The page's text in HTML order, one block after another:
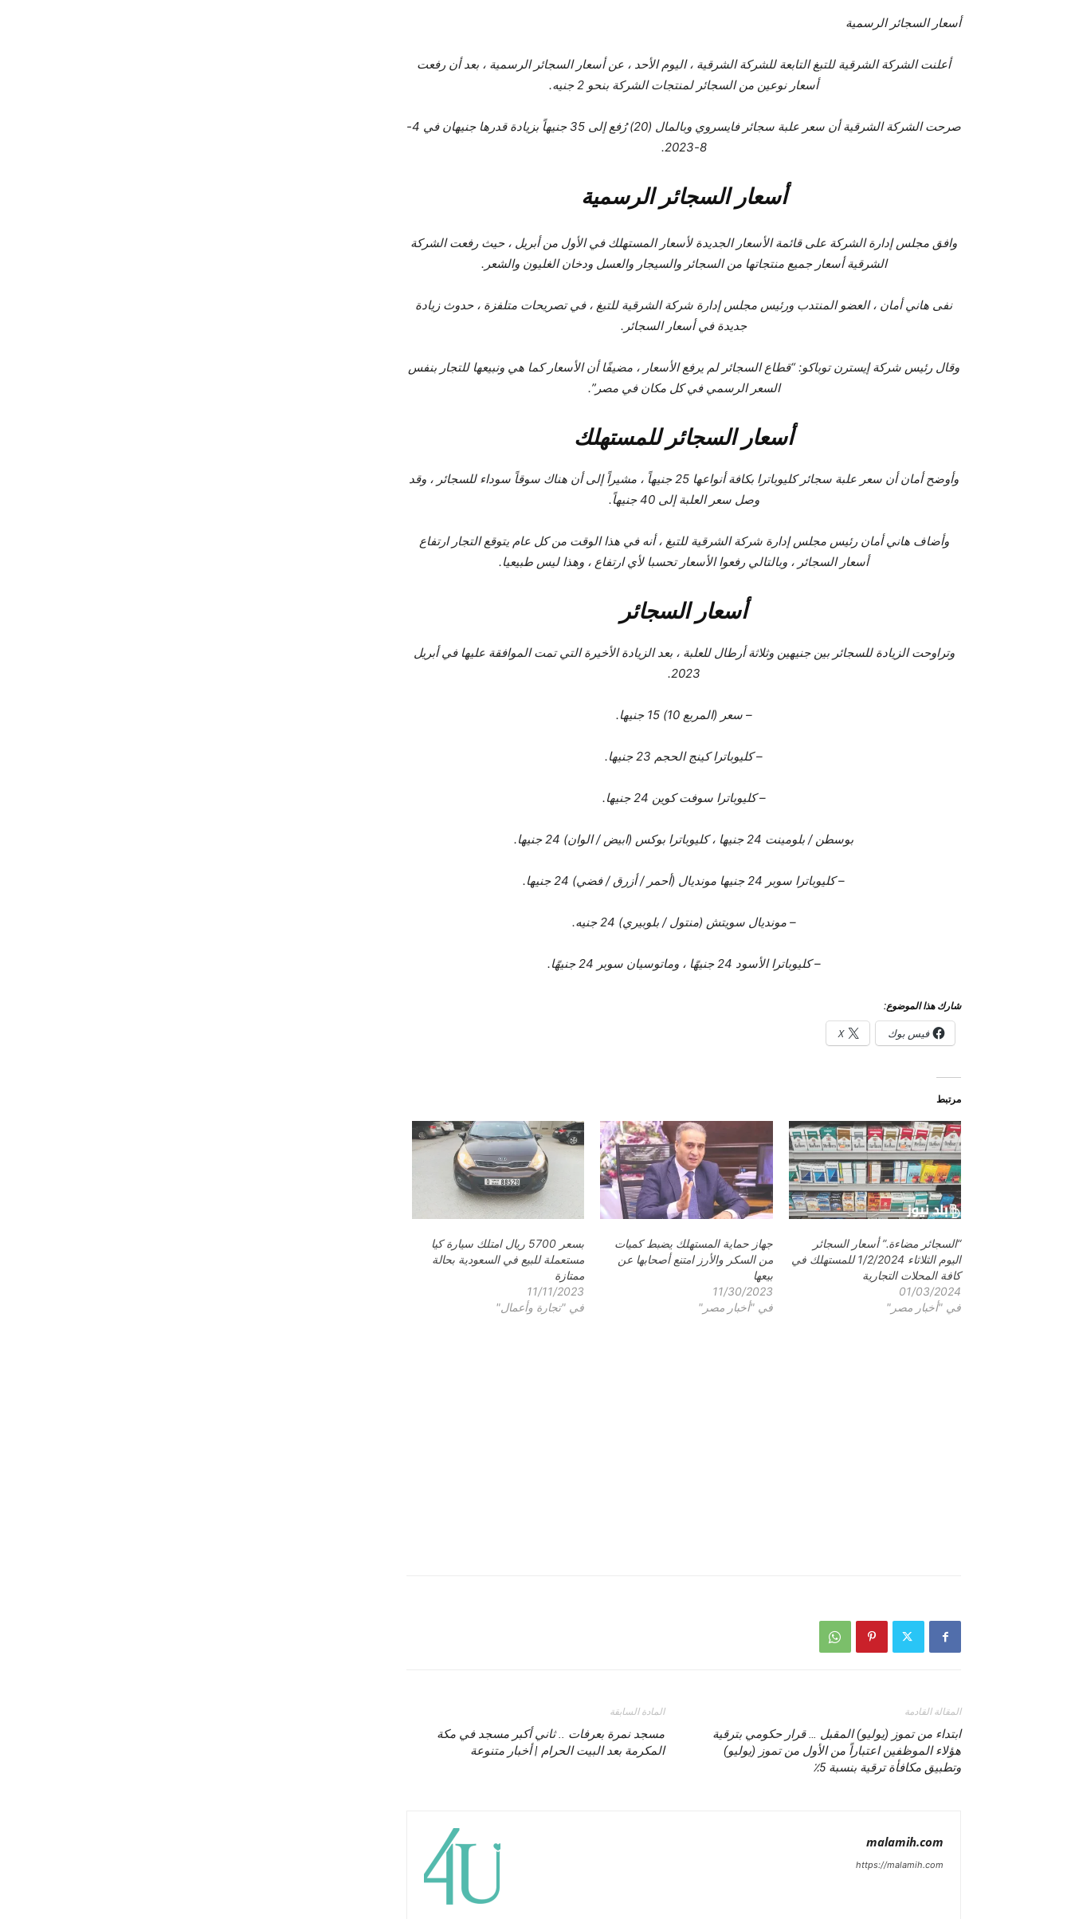
أسعار السجائر الرسمية
أعلنت الشركة الشرقية للتبغ التابعة للشركة الشرقية ، اليوم الأحد ، عن أسعار السجائر الرسمية ، بعد أن رفعت
أسعار نوعين من السجائر لمنتجات الشركة بنحو 2 جنيه.
صرحت الشركة الشرقية أن سعر علبة سجائر فايسروي وبالمال (20) رُفع إلى 35 جنيهاً بزيادة قدرها جنيهان في 4-
8-2023.
أسعار السجائر الرسمية
وافق مجلس إدارة الشركة على قائمة الأسعار الجديدة لأسعار المستهلك في الأول من أبريل ، حيث رفعت الشركة
الشرقية أسعار جميع منتجاتها من السجائر والسيجار والعسل ودخان الغليون والشعر.
نفى هاني أمان ، العضو المنتدب ورئيس مجلس إدارة شركة الشرقية للتبغ ، في تصريحات متلفزة ، حدوث زيادة
جديدة في أسعار السجائر.
وقال رئيس شركة إيسترن توباكو: “قطاع السجائر لم يرفع الأسعار ، مضيفًا أن الأسعار كما هي ونبيعها للتجار بنفس
السعر الرسمي في كل مكان في مصر”.
أسعار السجائر للمستهلك
وأوضح أمان أن سعر علبة سجائر كليوباترا بكافة أنواعها 25 جنيهاً ، مشيراً إلى أن هناك سوقاً سوداء للسجائر ، وقد
وصل سعر العلبة إلى 40 جنيهاً.
وأضاف هاني أمان رئيس مجلس إدارة شركة الشرقية للتبغ ، أنه في هذا الوقت من كل عام يتوقع التجار ارتفاع
أسعار السجائر ، وبالتالي رفعوا الأسعار تحسبا لأي ارتفاع ، وهذا ليس طبيعيا.
أسعار السجائر
وتراوحت الزيادة للسجائر بين جنيهين وثلاثة أرطال للعلبة ، بعد الزيادة الأخيرة التي تمت الموافقة عليها في أبريل
2023.
– سعر (المربع 10) 15 جنيها.
– كليوباترا كينج الحجم 23 جنيها.
– كليوباترا سوفت كوين 24 جنيها.
بوسطن / بلومينت 24 جنيها ، كليوباترا بوكس ​​(ابيض / الوان) 24 جنيها.
– كليوباترا سوبر 24 جنيها مونديال (أحمر / أزرق / فضي) 24 جنيها.
– مونديال سويتش (منتول / بلوبيري) 24 جنيه.
– كليوباترا الأسود 24 جنيهًا ، وماتوسيان سوبر 24 جنيهًا.
شارك هذا الموضوع:
فيس بوك X
مرتبط
“السجائر مضاءة.” أسعار السجائر
اليوم الثلاثاء 1/2/2024 للمستهلك في
كافة المحلات التجارية
01/03/2024
في "أخبار مصر"
جهاز حماية المستهلك يضبط كميات
من السكر والأرز امتنع أصحابها عن
بيعها
11/30/2023
في "أخبار مصر"
بسعر 5700 ريال امتلك سيارة كيا
مستعملة للبيع في السعودية بحالة
ممتازة
11/11/2023
في "تجارة وأعمال"
المادة السابقة
مسجد نمرة بعرفات .. ثاني أكبر مسجد في مكة
المكرمة بعد البيت الحرام | أخبار متنوعة
المقالة القادمة
ابتداء من تموز (يوليو) المقبل … قرار حكومي بترقية
هؤلاء الموظفين اعتباراً من الأول من تموز (يوليو)
وتطبيق مكافأة ترقية بنسبة 5٪
malamih.com
https://malamih.com